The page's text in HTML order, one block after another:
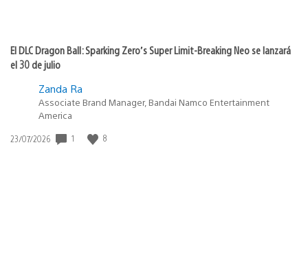
El DLC Dragon Ball: Sparking Zero’s Super Limit-Breaking Neo se lanzará
el 30 de julio
Zanda Ra
Associate Brand Manager, Bandai Namco Entertainment
America
Fecha
23/07/2026 1 8